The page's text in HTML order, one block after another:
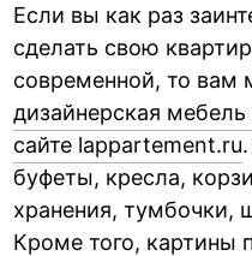
Если вы как раз
сделать свою
современной, то вам
дизайнерская
сайте lappartement.ru
буфеты, кресла,
хранения, тумбочки,
Кроме того, картины